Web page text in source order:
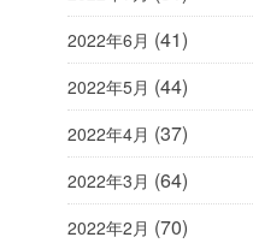
2022年6月 (41)
2022年5月 (44)
2022年4月 (37)
2022年3月 (64)
2022年2月 (70)